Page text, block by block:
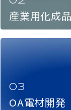
産業用化成
OA電材開発